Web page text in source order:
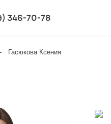
346-70-78
Гасюкова Ксения